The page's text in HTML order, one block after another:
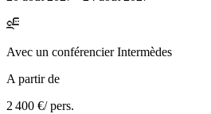
Avec un conférencier Intermèdes
A partir de
2 400 €/ pers.